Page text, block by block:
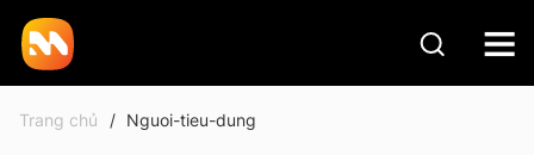
Trang chủ Nguoi-tieu-dung